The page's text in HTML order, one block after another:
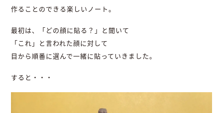
作ることのできる楽しいノート。
最初は、「どの顔に貼る？」と聞いて
「これ」と言われた顔に対して
目から順番に選んで一緒に貼っていきました。
すると・・・